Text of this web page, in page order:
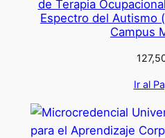
de Terapia
Espectro del Autismo
Campus
Ir al